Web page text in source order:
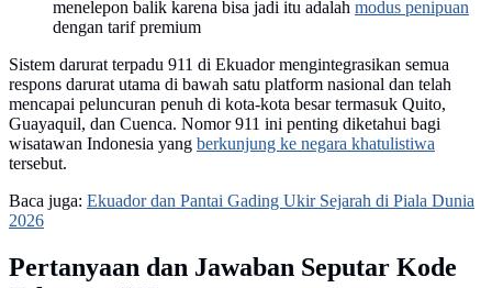
menelepon balik karena bisa jadi itu adalah modus penipuan
dengan tarif premium
Sistem darurat terpadu 911 di Ekuador mengintegrasikan semua
respons darurat utama di bawah satu platform nasional dan telah
mencapai peluncuran penuh di kota-kota besar termasuk Quito,
Guayaquil, dan Cuenca. Nomor 911 ini penting diketahui bagi
wisatawan Indonesia yang berkunjung ke negara khatulistiwa
tersebut.
Baca juga: Ekuador dan Pantai Gading Ukir Sejarah di Piala Dunia
2026
Pertanyaan dan Jawaban Seputar Kode